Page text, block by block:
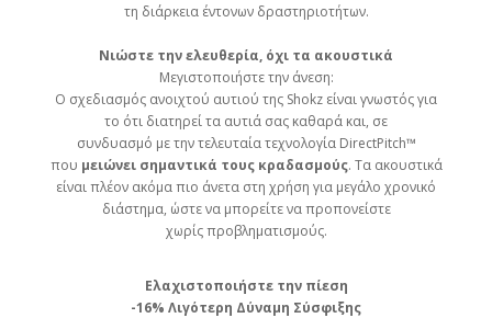
τη διάρκεια έντονων δραστηριοτήτων.
Νιώστε την ελευθερία, όχι τα ακουστικά
Μεγιστοποιήστε την άνεση:
Ο σχεδιασμός ανοιχτού αυτιού της Shokz είναι γνωστός για
το ότι διατηρεί τα αυτιά σας καθαρά και, σε
συνδυασμό με την τελευταία τεχνολογία DirectPitch™
που μειώνει σημαντικά τους κραδασμούς. Τα ακουστικά
είναι πλέον ακόμα πιο άνετα στη χρήση για μεγάλο χρονικό
διάστημα, ώστε να μπορείτε να προπονείστε
χωρίς προβληματισμούς.
Ελαχιστοποιήστε την πίεση
-16% Λιγότερη Δύναμη Σύσφιξης